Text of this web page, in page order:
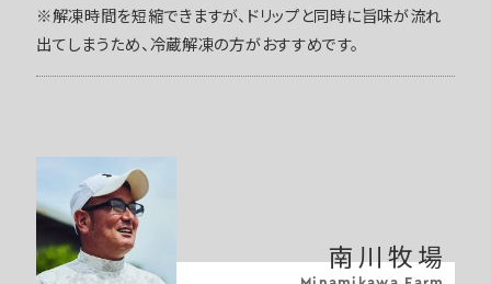
※解凍時間を短縮できますが、ドリップと同時に旨味が流れ
出てしまうため、冷蔵解凍の方がおすすめです。
南川牧場